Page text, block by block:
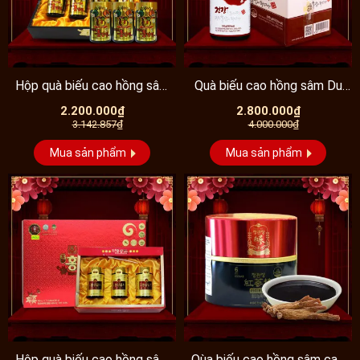
Hộp quà biếu cao hồng sâm
Kanghwa 4 lọ (250g...
2.200.000₫
3.142.857₫
Mua sản phẩm
Quà biếu cao hồng sâm Du
Ham cao cấp 100%...
2.800.000₫
4.000.000₫
Mua sản phẩm